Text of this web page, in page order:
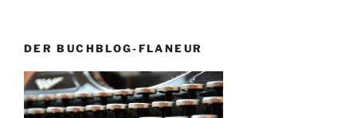
DER BUCHBLOG-FLANEUR